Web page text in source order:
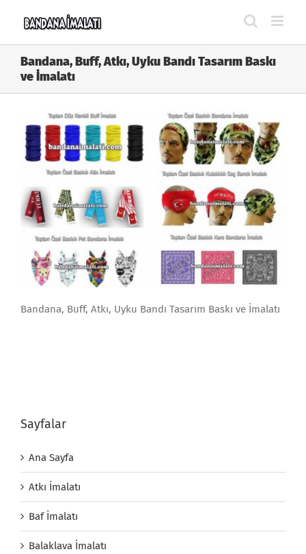
Bandana, Buff, Atkı, Uyku Bandı Tasarım Baskı
ve İmalatı
Bandana, Buff, Atkı, Uyku Bandı Tasarım Baskı ve İmalatı
Sayfalar
Ana Sayfa
Atkı İmalatı
Baf İmalatı
Balaklava İmalatı